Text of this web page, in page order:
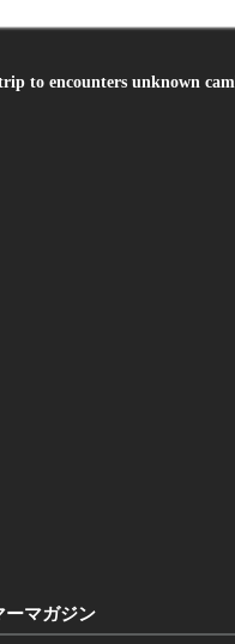
to encounters unknown
ーマガジン